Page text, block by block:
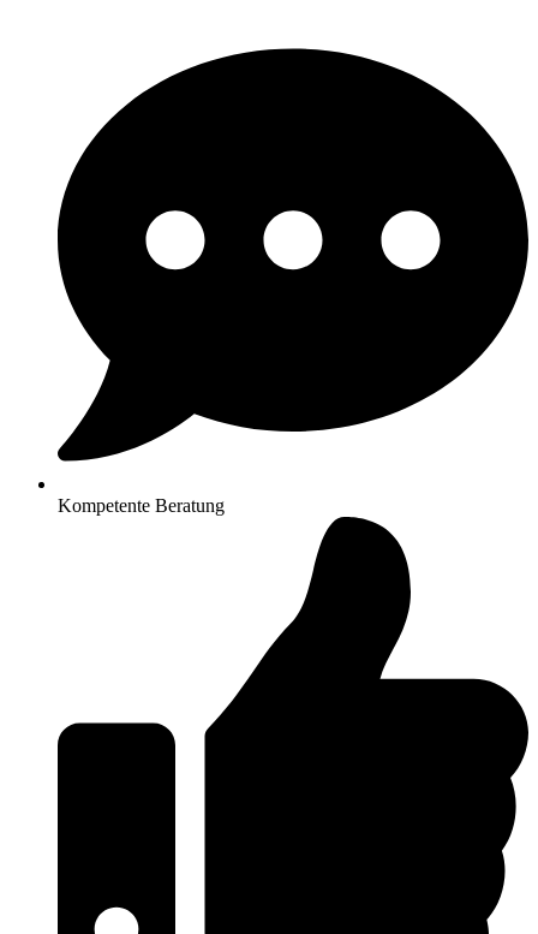
Kompetente Beratung